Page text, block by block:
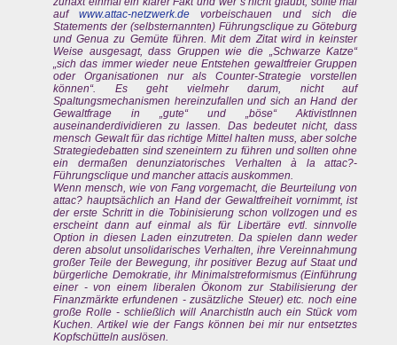
aufwww.attac-netzwerk.de vorbeischauen und sich die
Statements der (selbsternannten) Führungsclique zu Göteburg
und Genua zu Gemüte führen. Mit dem Zitat wird in keinster
Weise ausgesagt, dass Gruppen wie die „Schwarze Katze“
„sich das immer wieder neue Entstehen gewaltfreier Gruppen
oder Organisationen nur als Counter-Strategie vorstellen
können“. Es geht vielmehr darum, nicht auf
Spaltungsmechanismen hereinzufallen und sich an Hand der
Gewaltfrage in „gute“ und „böse“ AktivistInnen
auseinanderdividieren zu lassen. Das bedeutet nicht, dass
mensch Gewalt für das richtige Mittel halten muss, aber solche
Strategiedebatten sind szeneintern zu führen und sollten ohne
ein dermaßen denunziatorisches Verhalten à la attac?-
Führungsclique und mancher attacis auskommen.
Wenn mensch, wie von Fang vorgemacht, die Beurteilung von
attac? hauptsächlich an Hand der Gewaltfreiheit vornimmt, ist
der erste Schritt in die Tobinisierung schon vollzogen und es
erscheint dann auf einmal als für Libertäre evtl. sinnvolle
Option in diesen Laden einzutreten. Da spielen dann weder
deren absolut unsolidarisches Verhalten, ihre Vereinnahmung
großer Teile der Bewegung, ihr positiver Bezug auf Staat und
bürgerliche Demokratie, ihr Minimalstreformismus (Einführung
einer - von einem liberalen Ökonom zur Stabilisierung der
Finanzmärkte erfundenen - zusätzliche Steuer) etc. noch eine
große Rolle - schließlich will AnarchistIn auch ein Stück vom
Kuchen. Artikel wie der Fangs können bei mir nur entsetztes
Kopfschütteln auslösen.